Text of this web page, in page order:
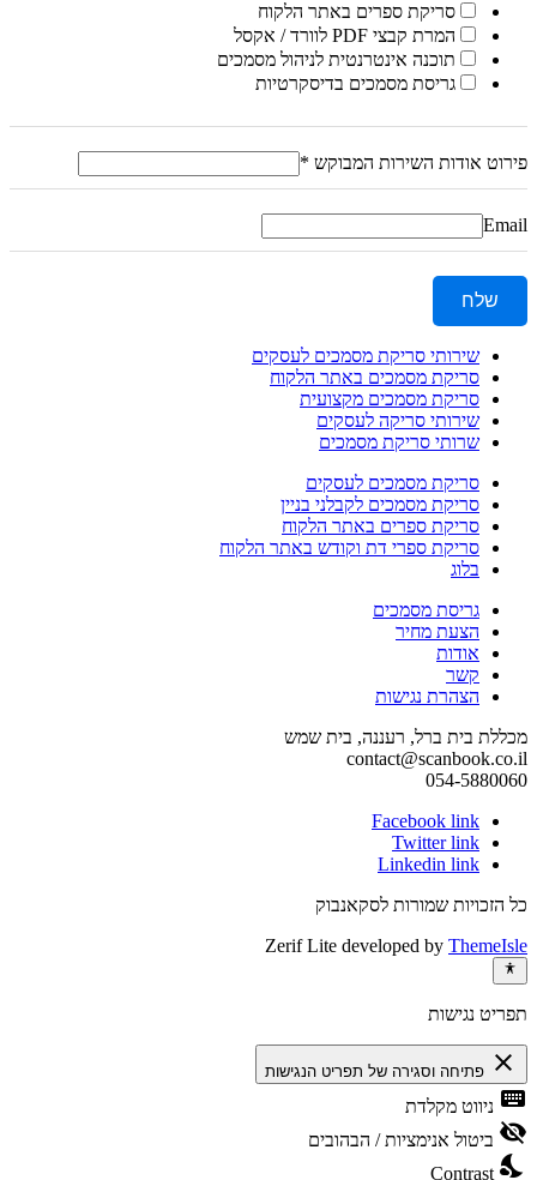
סריקת ספרים באתר הלקוח
המרת קבצי PDF לוורד / אקסל
תוכנה אינטרנטית לניהול מסמכים
גריסת מסמכים בדיסקרטיות
פירוט אודות השירות המבוקש *
Email
שלח
שירותי סריקת מסמכים לעסקים
סריקת מסמכים באתר הלקוח
סריקת מסמכים מקצועית
שירותי סריקה לעסקים
שרותי סריקת מסמכים
סריקת מסמכים לעסקים
סריקת מסמכים לקבלני בניין
סריקת ספרים באתר הלקוח
סריקת ספרי דת וקודש באתר הלקוח
בלוג
גריסת מסמכים
הצעת מחיר
אודות
קשר
הצהרת נגישות
מכללת בית ברל, רעננה, בית שמש
contact@scanbook.co.il
054-5880060
Facebook link
Twitter link
Linkedin link
כל הזכויות שמורות לסקאנבוק
Zerif Lite developed by ThemeIsle
תפריט נגישות
close פתיחה וסגירה של תפריט הנגישות
keyboard ניווט מקלדת
visibility_off ביטול אנימציות / הבהובים
nights_stay
Contrast